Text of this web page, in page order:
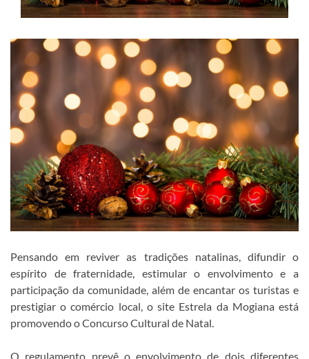
Pensando em reviver as tradições natalinas, difundir o
espírito de fraternidade, estimular o envolvimento e a
participação da comunidade, além de encantar os turistas e
prestigiar o comércio local, o site Estrela da Mogiana está
promovendo o Concurso Cultural de Natal.
O regulamento prevê o envolvimento de dois diferentes